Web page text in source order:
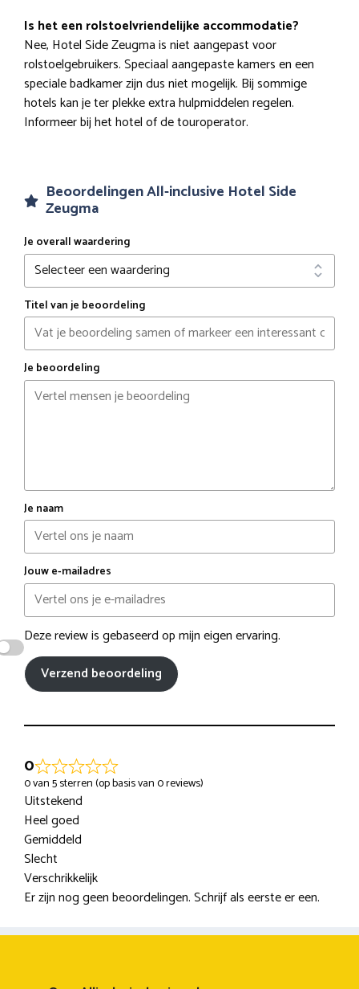
Is het een rolstoelvriendelijke accommodatie?
Nee, Hotel Side Zeugma is niet aangepast voor
rolstoelgebruikers. Speciaal aangepaste kamers en een
speciale badkamer zijn dus niet mogelijk. Bij sommige
hotels kan je ter plekke extra hulpmiddelen regelen.
Informeer bij het hotel of de touroperator.
Beoordelingen All-inclusive Hotel Side
Zeugma
Je overall waardering
Titel van je beoordeling
Je beoordeling
Je naam
Jouw e-mailadres
Deze review is gebaseerd op mijn eigen ervaring.
Verzend beoordeling
0
0 van 5 sterren (op basis van 0 reviews)
Uitstekend
Heel goed
Gemiddeld
Slecht
Verschrikkelijk
Er zijn nog geen beoordelingen. Schrijf als eerste er een.